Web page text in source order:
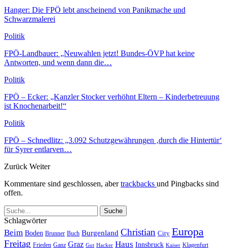
Hanger: Die FPÖ lebt anscheinend von Panikmache und
Schwarzmalerei
Politik
FPÖ-Landbauer: „Neuwahlen jetzt! Bundes-ÖVP hat keine
Antworten, und wenn dann die…
Politik
FPÖ – Ecker: „Kanzler Stocker verhöhnt Eltern – Kinderbetreuung
ist Knochenarbeit!“
Politik
FPÖ – Schnedlitz: „3.092 Schutzgewährungen ‚durch die Hintertür‘
für Syrer entlarven…
Zurück Weiter
Kommentare sind geschlossen, abertrackbacks und Pingbacks sind
offen.
Schlagwörter
Beim Boden Brunner Buch Burgenland Christian City Europa
Freitag Frieden Ganz Graz Gut Hacker Haus Innsbruck Kaiser Klagenfurt